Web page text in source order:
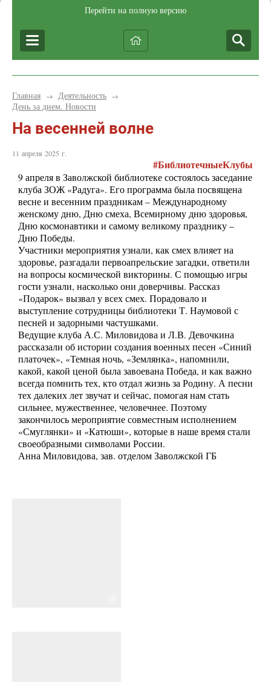
Перейти на полную версию
Главная → Деятельность →
День за днем. Новости
На весенней волне
11 апреля 2025 г.
#БиблиотечныеКлубы
9 апреля в Заволжской библиотеке состоялось заседание
клуба ЗОЖ «Радуга». Его программа была посвящена
весне и весенним праздникам – Международному
женскому дню, Дню смеха, Всемирному дню здоровья,
Дню космонавтики и самому великому празднику –
Дню Победы.
Участники мероприятия узнали, как смех влияет на
здоровье, разгадали первоапрельские загадки, ответили
на вопросы космической викторины. С помощью игры
гости узнали, насколько они доверчивы. Рассказ
«Подарок» вызвал у всех смех. Порадовало и
выступление сотрудницы библиотеки Т. Наумовой с
песней и задорными частушками.
Ведущие клуба А.С. Миловидова и Л.В. Девочкина
рассказали об истории создания военных песен «Синий
платочек», «Темная ночь, «Землянка», напомнили,
какой, какой ценой была завоевана Победа, и как важно
всегда помнить тех, кто отдал жизнь за Родину. А песни
тех далеких лет звучат и сейчас, помогая нам стать
сильнее, мужественнее, человечнее. Поэтому
закончилось мероприятие совместным исполнением
«Смуглянки» и «Катюши», которые в наше время стали
своеобразными символами России.
Анна Миловидова, зав. отделом Заволжской ГБ